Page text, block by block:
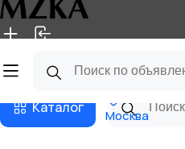
Главная Магазины
Каталог Москва